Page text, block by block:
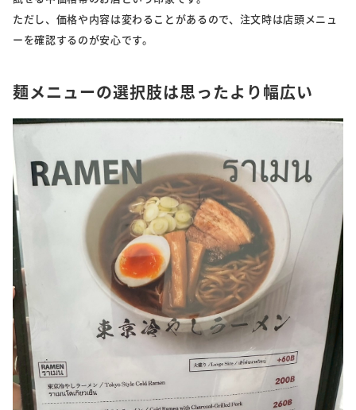
ただし、価格や内容は変わることがあるので、注文時は店頭メニュ
ーを確認するのが安心です。
麺メニューの選択肢は思ったより幅広い